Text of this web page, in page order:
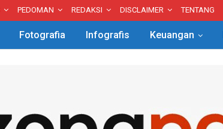
PEDOMAN REDAKSI DISCLAIMER TENTANG
Fotografia Infografis Keuangan